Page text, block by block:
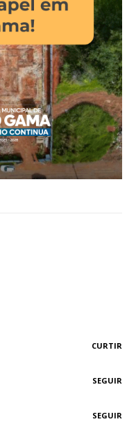
CURTIR
SEGUIR
SEGUIR